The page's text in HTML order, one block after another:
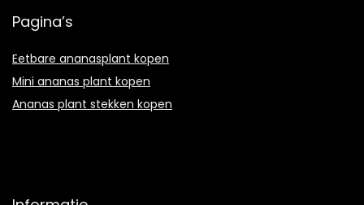
Pagina’s
Eetbare ananasplant kopen
Mini ananas plant kopen
Ananas plant stekken kopen